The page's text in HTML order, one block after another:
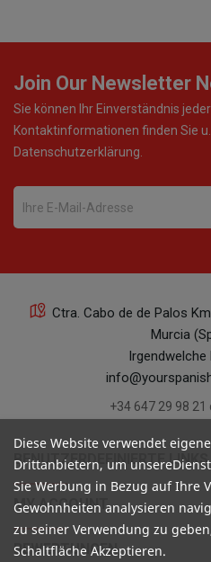
Join Our Newsletter
Sie können Ihr Einverständnis
Kontaktinformationen finden Sie
Datenschutzerklärung.
Ctra. Cabo de de Palos
Murcia
Irgendwelche
+34 647 29 98 21
BENUTZERDEFINIERTE LINKS
MY ACCOUNT
BEWERTUNGEN
Diese Website verwendet
Drittanbietern, um
Sie Werbung in Bezug auf Ihre
Gewohnheiten analysieren
zu seiner Verwendung zu
Schaltfläche Akzeptieren.